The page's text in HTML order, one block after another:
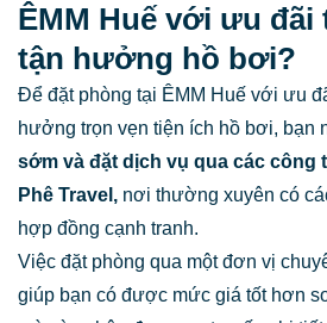
ÊMM Huế với ưu đãi
tận hưởng hồ bơi?
Để đặt phòng tại ÊMM Huế với ưu
hưởng trọn vẹn tiện ích hồ bơi, bạn
sớm và đặt dịch vụ qua các công
Phê Travel, nơi thường xuyên có
hợp đồng cạnh tranh.
Việc đặt phòng qua một đơn vị
giúp bạn có được mức giá tốt hơn